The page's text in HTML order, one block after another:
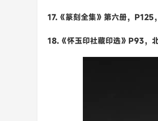
17.《篆刻全集》第六册，P125
18.《怀玉印社藏印选》P93，